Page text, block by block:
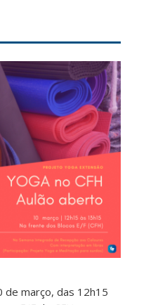
de março, das 12h15